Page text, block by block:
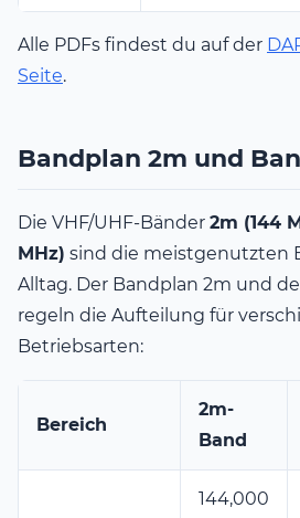
Alle PDFs findest du auf der
Seite.
Bandplan 2m und
Die VHF/UHF-Bänder 2m (144
MHz) sind die meistgenutzten
Alltag. Der Bandplan 2m und
regeln die Aufteilung für
Betriebsarten:
Bereich
2m-
Band
144,000